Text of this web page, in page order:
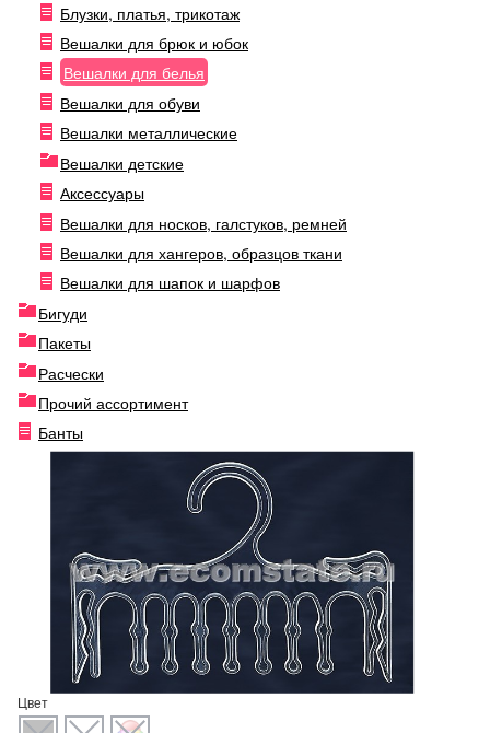
Блузки, платья, трикотаж
Вешалки для брюк и юбок
Вешалки для белья
Вешалки для обуви
Вешалки металлические
Вешалки детские
Аксессуары
Вешалки для носков, галстуков, ремней
Вешалки для хангеров, образцов ткани
Вешалки для шапок и шарфов
Бигуди
Пакеты
Расчески
Прочий ассортимент
Банты
Цвет